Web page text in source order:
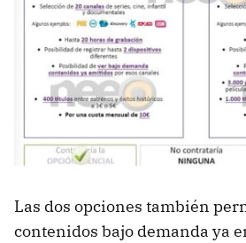
Las dos opciones también
contenidos bajo demanda ya